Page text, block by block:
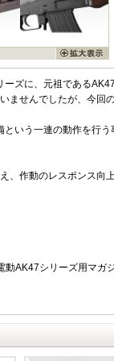
ズに、元祖である
ませんでしたが、今回
いう一連の動作を行
、作動のレスポンス向
AK47シリーズ用マガ